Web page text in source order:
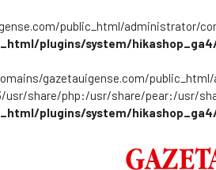
public_html/administrator/
plugins/system/
gazetauigense.com/
share/php:/usr/share/pear:/usr/
plugins/system/